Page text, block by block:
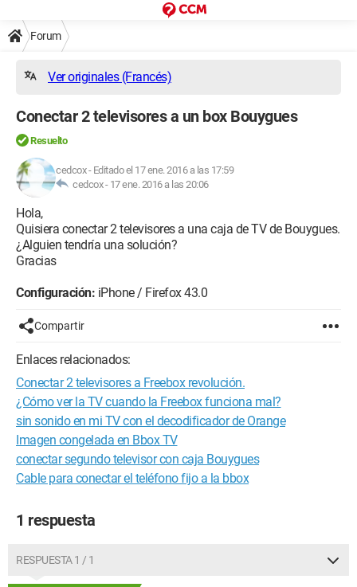
Forum
Ver originales (Francés)
Conectar 2 televisores a un box Bouygues
Resuelto
cedcox- Editado el 17 ene. 2016 a las 17:59
cedcox - 17 ene. 2016 a las 20:06
Hola,
Quisiera conectar 2 televisores a una caja de TV de Bouygues.
¿Alguien tendría una solución?
Gracias
Configuración: iPhone / Firefox 43.0
Compartir
Enlaces relacionados:
Conectar 2 televisores a Freebox revolución.
¿Cómo ver la TV cuando la Freebox funciona mal?
sin sonido en mi TV con el decodificador de Orange
Imagen congelada en Bbox TV
conectar segundo televisor con caja Bouygues
Cable para conectar el teléfono fijo a la bbox
1 respuesta
RESPUESTA 1 / 1